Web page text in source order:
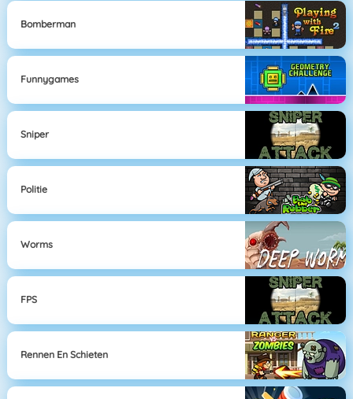
Bomberman
Funnygames
Sniper
Politie
Worms
FPS
Rennen En Schieten